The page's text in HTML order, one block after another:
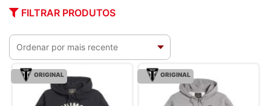
FILTRAR PRODUTOS
ORIGINAL ORIGINAL